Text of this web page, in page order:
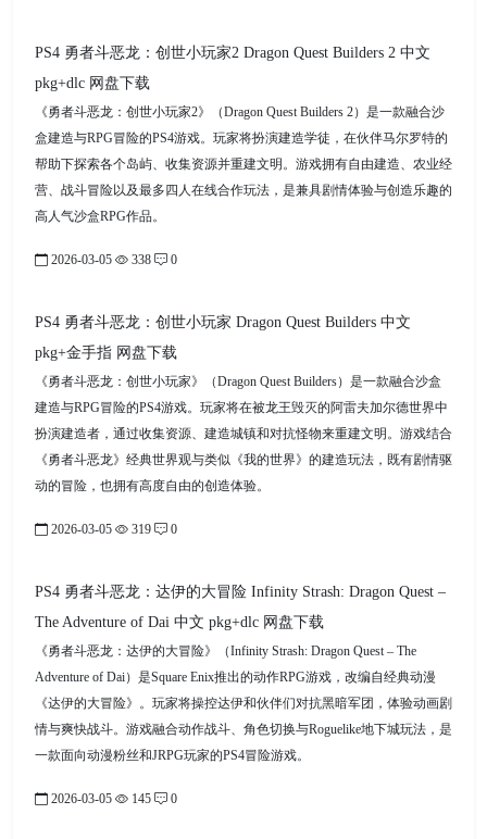
PS4 勇者斗恶龙：创世小玩家2 Dragon Quest Builders 2 中文
pkg+dlc 网盘下载
《勇者斗恶龙：创世小玩家2》（Dragon Quest Builders 2）是一款融合沙
盒建造与RPG冒险的PS4游戏。玩家将扮演建造学徒，在伙伴马尔罗特的
帮助下探索各个岛屿、收集资源并重建文明。游戏拥有自由建造、农业经
营、战斗冒险以及最多四人在线合作玩法，是兼具剧情体验与创造乐趣的
高人气沙盒RPG作品。
2026-03-05 338 0
PS4 勇者斗恶龙：创世小玩家 Dragon Quest Builders 中文
pkg+金手指 网盘下载
《勇者斗恶龙：创世小玩家》（Dragon Quest Builders）是一款融合沙盒
建造与RPG冒险的PS4游戏。玩家将在被龙王毁灭的阿雷夫加尔德世界中
扮演建造者，通过收集资源、建造城镇和对抗怪物来重建文明。游戏结合
《勇者斗恶龙》经典世界观与类似《我的世界》的建造玩法，既有剧情驱
动的冒险，也拥有高度自由的创造体验。
2026-03-05 319 0
PS4 勇者斗恶龙：达伊的大冒险 Infinity Strash: Dragon Quest –
The Adventure of Dai 中文 pkg+dlc 网盘下载
《勇者斗恶龙：达伊的大冒险》（Infinity Strash: Dragon Quest – The
Adventure of Dai）是Square Enix推出的动作RPG游戏，改编自经典动漫
《达伊的大冒险》。玩家将操控达伊和伙伴们对抗黑暗军团，体验动画剧
情与爽快战斗。游戏融合动作战斗、角色切换与Roguelike地下城玩法，是
一款面向动漫粉丝和JRPG玩家的PS4冒险游戏。
2026-03-05 145 0